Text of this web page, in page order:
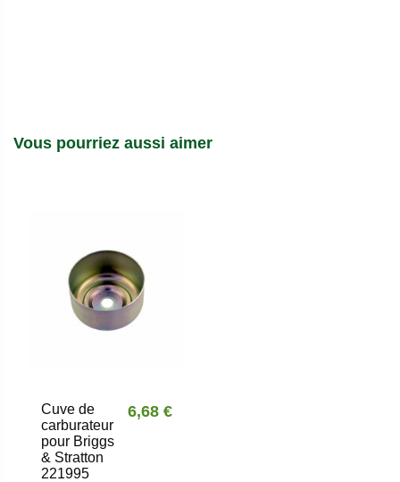
Vous pourriez aussi aimer
Cuve de
carburateur
pour Briggs
& Stratton
221995
6,68 €